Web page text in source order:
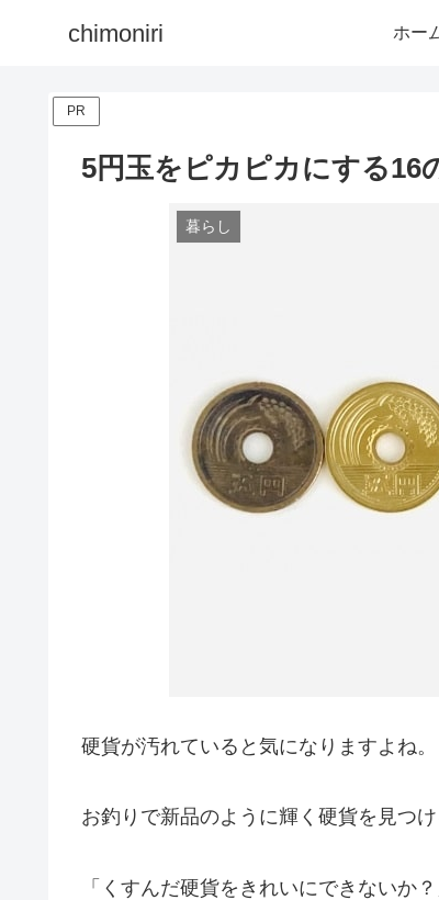
chimoniri ホー
PR
5円玉をピカピカにする16
暮らし
硬貨が汚れていると気になりますよね。
お釣りで新品のように輝く硬貨を見つ
「くすんだ硬貨をきれいにできないか